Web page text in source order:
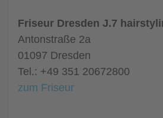
Friseur Dresden J.7
Antonstraße 2a
01097 Dresden
Tel.: +49 351 20672800
zum Friseur